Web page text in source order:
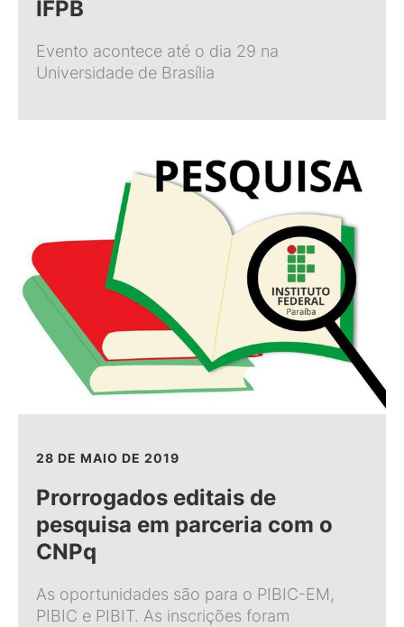
IFPB
Evento acontece até o dia 29 na
Universidade de Brasília
28 DE MAIO DE 2019
Prorrogados editais de
pesquisa em parceria com o
CNPq
As oportunidades são para o PIBIC-EM,
PIBIC e PIBIT. As inscrições foram